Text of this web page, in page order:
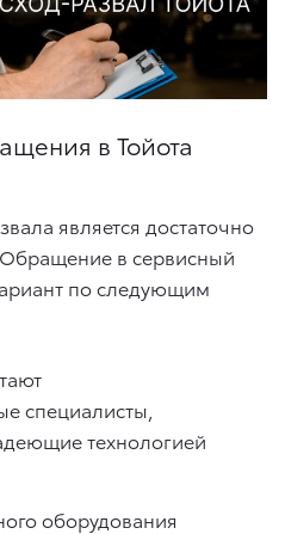
в Тойота
является достаточно
в сервисный
по следующим
специалисты,
технологией
оборудования